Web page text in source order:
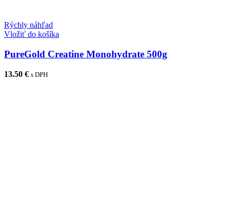
Rýchly náhľad
Vložiť do košíka
PureGold Creatine Monohydrate 500g
13.50 € s DPH